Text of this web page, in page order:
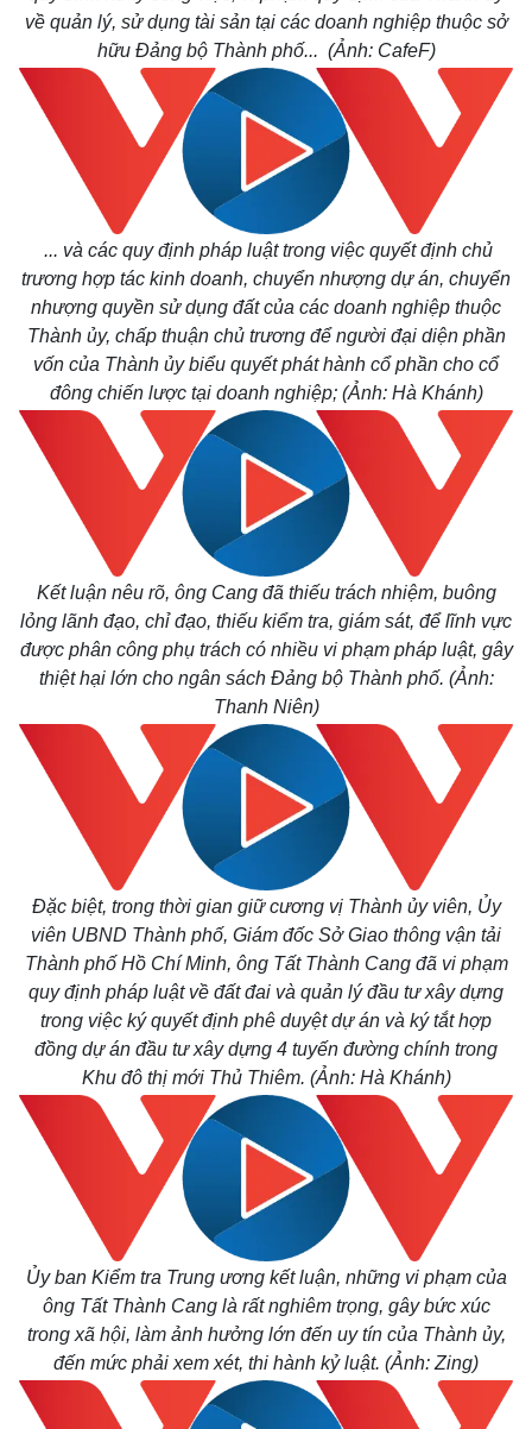
Kinh tế
Bất động sản
Khởi nghiệp
Thị trường
Giá vàng
Tiêu dùng
Tỷ giá
Chứng khoán
Giá cà phê
Pháp luật
Tin nóng
Tư vấn luật
Quân sự - Quốc phòng
Vũ khí
Việt Nam
Phân tích
về quản lý, sử dụng tài sản tại các doanh nghiệp thuộc sở
hữu Đảng bộ Thành phố... (Ảnh: CafeF)
... và các quy định pháp luật trong việc quyết định chủ
trương hợp tác kinh doanh, chuyển nhượng dự án, chuyển
nhượng quyền sử dụng đất của các doanh nghiệp thuộc
Thành ủy, chấp thuận chủ trương để người đại diện phần
vốn của Thành ủy biểu quyết phát hành cổ phần cho cổ
đông chiến lược tại doanh nghiệp; (Ảnh: Hà Khánh)
Kết luận nêu rõ, ông Cang đã thiếu trách nhiệm, buông
lỏng lãnh đạo, chỉ đạo, thiếu kiểm tra, giám sát, để lĩnh vực
được phân công phụ trách có nhiều vi phạm pháp luật, gây
thiệt hại lớn cho ngân sách Đảng bộ Thành phố. (Ảnh:
Thanh Niên)
Đặc biệt, trong thời gian giữ cương vị Thành ủy viên, Ủy
viên UBND Thành phố, Giám đốc Sở Giao thông vận tải
Thành phố Hồ Chí Minh, ông Tất Thành Cang đã vi phạm
quy định pháp luật về đất đai và quản lý đầu tư xây dựng
trong việc ký quyết định phê duyệt dự án và ký tắt hợp
đồng dự án đầu tư xây dựng 4 tuyến đường chính trong
Khu đô thị mới Thủ Thiêm. (Ảnh: Hà Khánh)
Ủy ban Kiểm tra Trung ương kết luận, những vi phạm của
ông Tất Thành Cang là rất nghiêm trọng, gây bức xúc
trong xã hội, làm ảnh hưởng lớn đến uy tín của Thành ủy,
đến mức phải xem xét, thi hành kỷ luật. (Ảnh: Zing)